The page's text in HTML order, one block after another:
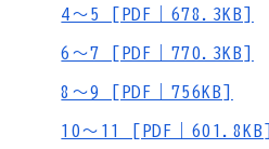
4～5 [PDF｜678.3KB]
6～7 [PDF｜770.3KB]
8～9 [PDF｜756KB]
10～11 [PDF｜601.8KB]